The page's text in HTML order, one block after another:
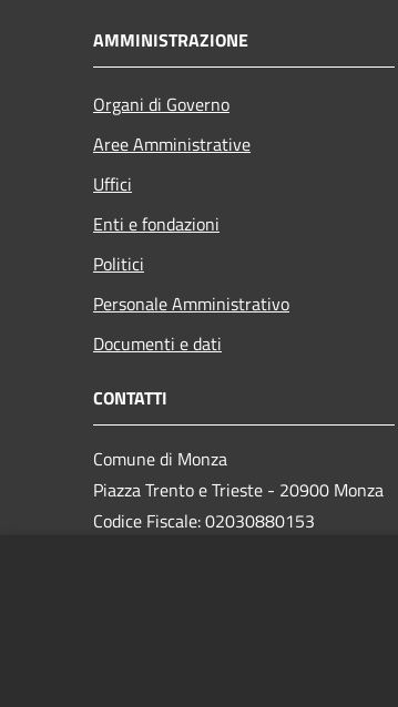
AMMINISTRAZIONE
Organi di Governo
Aree Amministrative
Uffici
Enti e fondazioni
Politici
Personale Amministrativo
Documenti e dati
CONTATTI
Comune di Monza
Piazza Trento e Trieste - 20900 Monza
Codice Fiscale: 02030880153